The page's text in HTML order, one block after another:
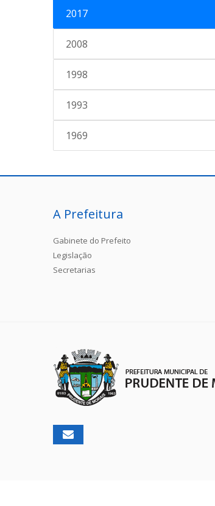
2017
2008
1998
1993
1969
A Prefeitura
Gabinete do Prefeito
Legislação
Secretarias